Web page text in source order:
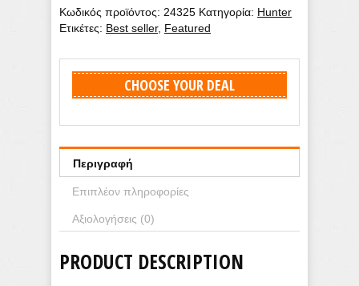
II
Aluminun
οροφής
137cm
Κωδικός προϊόντος: 24325 Κατηγορία: Hunter
Ετικέτες: Best seller, Featured
CHOOSE YOUR DEAL
Περιγραφή
Επιπλέον πληροφορίες
Αξιολογήσεις (0)
PRODUCT DESCRIPTION